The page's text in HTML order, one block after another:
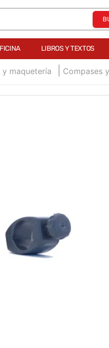
LIBROS Y TEXTOS
maquetería Compases